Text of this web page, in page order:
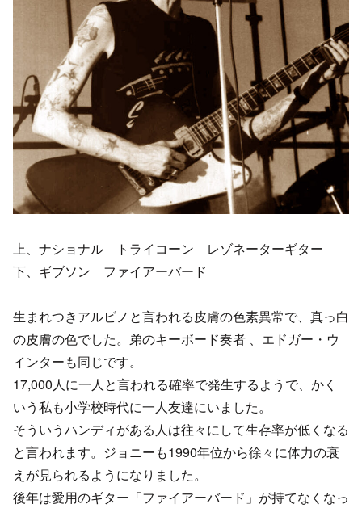
上、ナショナル トライコーン レゾネーターギター
下、ギブソン ファイアーバード
生まれつきアルビノと言われる皮膚の色素異常で、真っ白
の皮膚の色でした。弟のキーボード奏者 、エドガー・ウ
インターも同じです。
17,000人に一人と言われる確率で発生するようで、かく
いう私も小学校時代に一人友達にいました。
そういうハンディがある人は往々にして生存率が低くなる
と言われます。ジョニーも1990年位から徐々に体力の衰
えが見られるようになりました。
後年は愛用のギター「ファイアーバード」が持てなくなっ